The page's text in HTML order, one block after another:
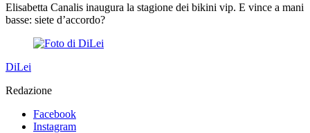
Elisabetta Canalis inaugura la stagione dei bikini vip. E vince a mani
basse: siete d’accordo?
DiLei
Redazione
Facebook
Instagram